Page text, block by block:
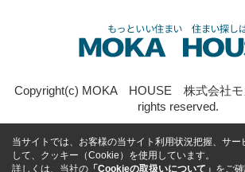
Copyright(c) MOKA HOUSE 株式会社モ
rights reserved.
当サイトでは、お客様の当サイト利用状況把握、サー
して、クッキー（Cookie）を使用しています。
詳しくは、当社の 「Cookieの取扱いについて」 をご確